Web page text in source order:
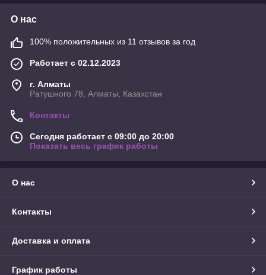
О нас
100% положительных из 11 отзывов за год
Работает с 02.12.2023
г. Алматы
Ратушного 78, Алматы, Казахстан
Контакты
Сегодня работает с 09:00 до 20:00
Показать весь график работы
О нас
Контакты
Доставка и оплата
График работы